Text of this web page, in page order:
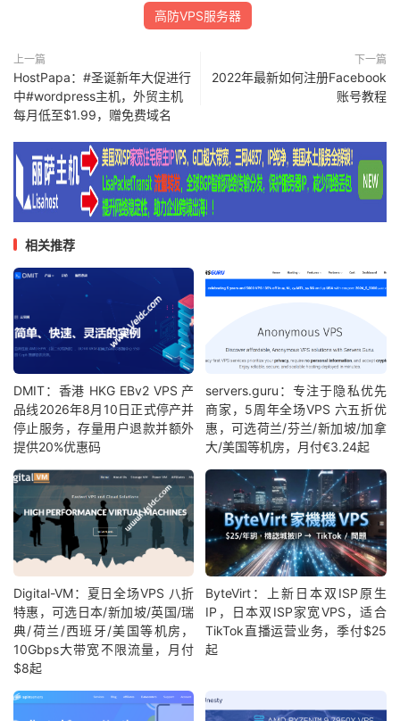
高防VPS服务器
上一篇
HostPapa：#圣诞新年大促进行
中#wordpress主机，外贸主机
每月低至$1.99，赠免费域名
下一篇
2022年最新如何注册Facebook
账号教程
相关推荐
DMIT：香港 HKG EBv2 VPS 产
品线2026年8月10日正式停产并
停止服务，存量用户退款并额外
提供20%优惠码
servers.guru：专注于隐私优先
商家，5周年全场VPS 六五折优
惠，可选荷兰/芬兰/新加坡/加拿
大/美国等机房，月付€3.24起
Digital-VM：夏日全场VPS 八折
特惠，可选日本/新加坡/英国/瑞
典/荷兰/西班牙/美国等机房，
10Gbps大带宽不限流量，月付
$8起
ByteVirt：上新日本双ISP原生
IP，日本双ISP家宽VPS，适合
TikTok直播运营业务，季付$25
起